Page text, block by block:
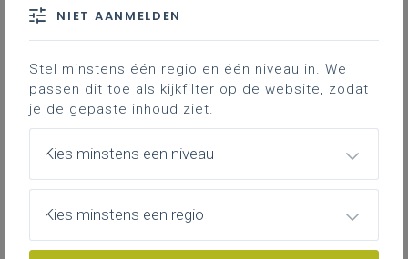
NIET AANMELDEN
Stel minstens één regio en één niveau in. We
passen dit toe als kijkfilter op de website, zodat
je de gepaste inhoud ziet.
Kies minstens een niveau
Kies minstens een regio